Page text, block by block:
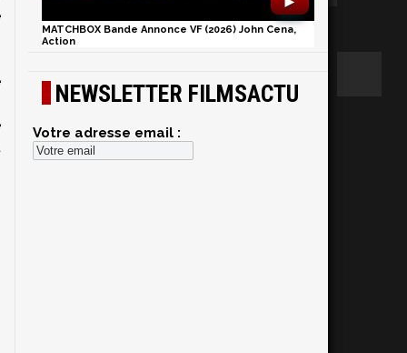
MATCHBOX Bande Annonce VF (2026) John Cena,
Action
NEWSLETTER FILMSACTU
Votre adresse email :